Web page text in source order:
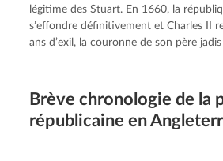
légitime des Stuart. En 1660, la
s’effondre définitivement et Charles II
ans d’exil, la couronne de son père
Brève chrono­lo­gie de la
républi­caine en